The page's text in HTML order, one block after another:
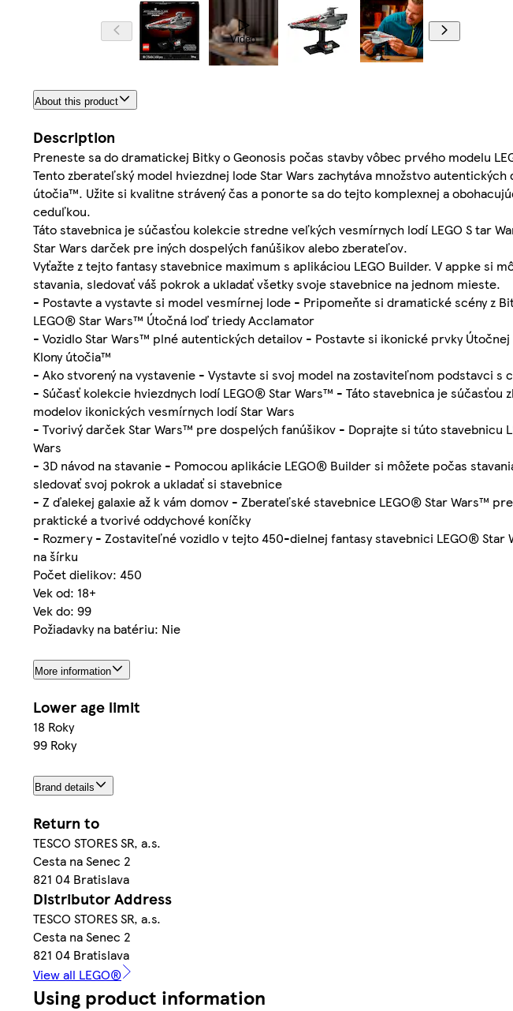
Video
About this product
Description
Preneste sa do dramatickej Bitky o Geonosis počas stavby vôbec prvého modelu
Tento zberateľský model hviezdnej lode Star Wars zachytáva množstvo
útočia™. Užite si kvalitne strávený čas a ponorte sa do tejto komplexnej a
ceduľkou.
Táto stavebnica je súčasťou kolekcie stredne veľkých vesmírnych lodí LEGO S tar
Star Wars darček pre iných dospelých fanúšikov alebo zberateľov.
Vyťažte z tejto fantasy stavebnice maximum s aplikáciou LEGO Builder. V appke si
stavania, sledovať váš pokrok a ukladať všetky svoje stavebnice na jednom mieste.
- Postavte a vystavte si model vesmírnej lode - Pripomeňte si dramatické scény z
LEGO® Star Wars™ Útočná loď triedy Acclamator
- Vozidlo Star Wars™ plné autentických detailov - Postavte si ikonické prvky
Klony útočia™
- Ako stvorený na vystavenie - Vystavte si svoj model na zostaviteľnom podstavci s
- Súčasť kolekcie hviezdnych lodí LEGO® Star Wars™ - Táto stavebnica je
modelov ikonických vesmírnych lodí Star Wars
- Tvorivý darček Star Wars™ pre dospelých fanúšikov - Doprajte si túto stavebnicu
Wars
- 3D návod na stavanie - Pomocou aplikácie LEGO® Builder si môžete počas
sledovať svoj pokrok a ukladať si stavebnice
- Z ďalekej galaxie až k vám domov - Zberateľské stavebnice LEGO® Star Wars™
praktické a tvorivé oddychové koníčky
- Rozmery - Zostaviteľné vozidlo v tejto 450-dielnej fantasy stavebnici LEGO® Star
na šírku
Počet dielikov: 450
Vek od: 18+
Vek do: 99
Požiadavky na batériu: Nie
More information
Lower age limit
18 Roky
99 Roky
Brand details
Return to
TESCO STORES SR, a.s.
Cesta na Senec 2
821 04 Bratislava
Distributor Address
TESCO STORES SR, a.s.
Cesta na Senec 2
821 04 Bratislava
View all LEGO®
Using product information